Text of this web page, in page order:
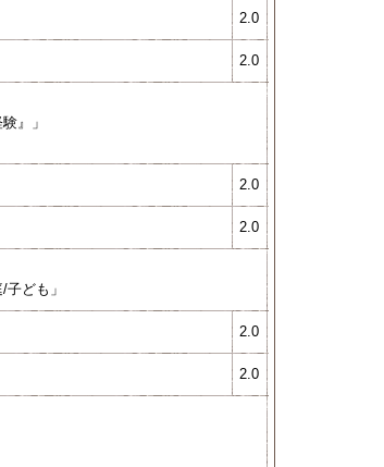
2.0
2.0
』」
2.0
2.0
庭/子ども」
2.0
2.0